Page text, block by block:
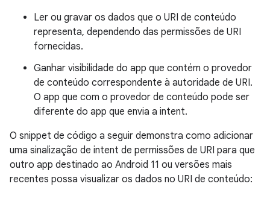
Ler ou gravar os dados que o URI de conteúdo
representa, dependendo das permissões de URI
fornecidas.
Ganhar visibilidade do app que contém o provedor
de conteúdo correspondente à autoridade de URI.
O app que com o provedor de conteúdo pode ser
diferente do app que envia a intent.
O snippet de código a seguir demonstra como adicionar
uma sinalização de intent de permissões de URI para que
outro app destinado ao Android 11 ou versões mais
recentes possa visualizar os dados no URI de conteúdo: